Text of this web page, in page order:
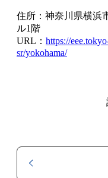
住所：神奈川県横浜
ル1階
URL： https://
sr/yokohama/